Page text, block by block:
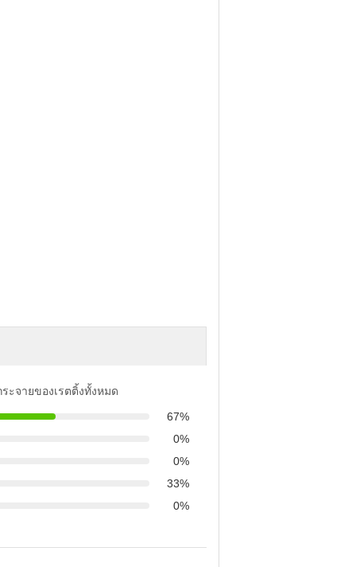
ะจายของเรตติ้งทั้งหมด
67%
0%
0%
33%
0%